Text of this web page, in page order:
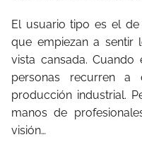
El usuario tipo es el
que empiezan a sentir
vista cansada.
personas recurren
producción industrial.
manos de
visión…